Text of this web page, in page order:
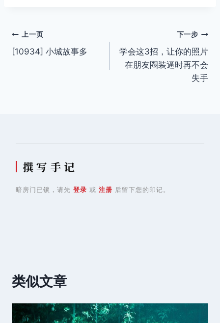
文
章
上一页
[10934] 小城故事多
下一步
学会这3招，让你的照片
在朋友圈装逼时再不会
失手
撰 写 手 记
暗房门已锁，请先 登录 或 注册 后留下您的印记。
类似文章